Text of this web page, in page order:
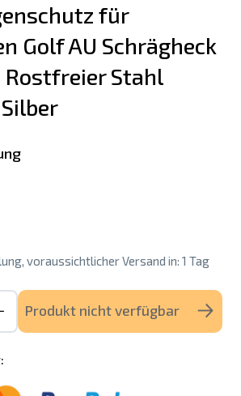
für
Golf AU Schrägheck
Rostfreier Stahl
voraussichtlicher Versand in: 1 Tag
Produkt nicht verfügbar